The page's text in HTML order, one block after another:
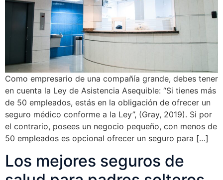
Como empresario de una compañía grande, debes tener
en cuenta la Ley de Asistencia Asequible: “Si tienes más
de 50 empleados, estás en la obligación de ofrecer un
seguro médico conforme a la Ley”, (Gray, 2019). Si por
el contrario, posees un negocio pequeño, con menos de
50 empleados es opcional ofrecer un seguro para […]
Los mejores seguros de